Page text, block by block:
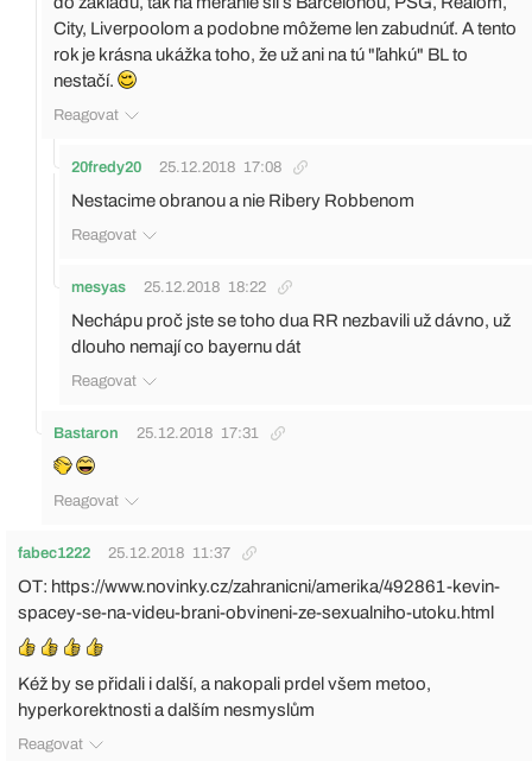
City, Liverpoolom a podobne môžeme len zabudnúť. A tento
rok je krásna ukážka toho, že už ani na tú "ľahkú" BL to
nestačí.
Reagovat
20fredy20 25.12.2018 17:08
Nestacime obranou a nie Ribery Robbenom
Reagovat
mesyas 25.12.2018 18:22
Nechápu proč jste se toho dua RR nezbavili už dávno, už
dlouho nemají co bayernu dát
Reagovat
Bastaron 25.12.2018 17:31
Reagovat
fabec1222 25.12.2018 11:37
OT: https://www.novinky.cz/zahranicni/amerika/492861-kevin-
spacey-se-na-videu-brani-obvineni-ze-sexualniho-utoku.html
Kéž by se přidali i další, a nakopali prdel všem metoo,
hyperkorektnosti a dalším nesmyslům
Reagovat